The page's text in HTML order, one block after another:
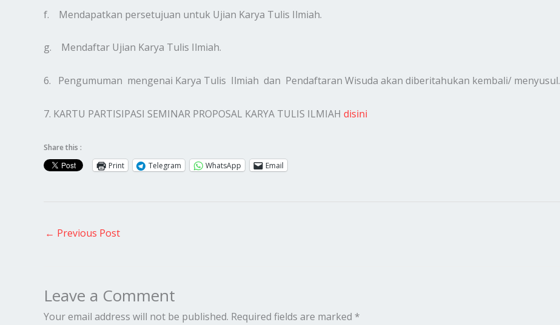
f. Mendapatkan persetujuan untuk Ujian Karya Tulis Ilmiah.
g. Mendaftar Ujian Karya Tulis Ilmiah.
6. Pengumuman mengenai Karya Tulis Ilmiah dan Pendaftaran Wisuda akan diberitahukan kembali/ menyusul.
7. KARTU PARTISIPASI SEMINAR PROPOSAL KARYA TULIS ILMIAH disini
Share this :
Print
Telegram WhatsApp Email
← Previous Post
Leave a Comment
Your email address will not be published. Required fields are marked *